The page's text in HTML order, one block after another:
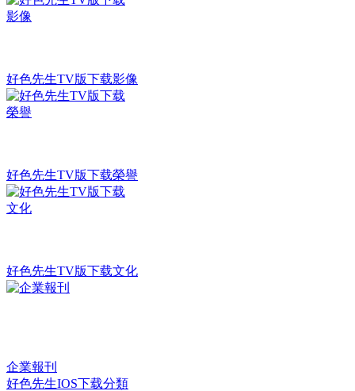
好色先生TV版下载影像
好色先生TV版下载榮譽
好色先生TV版下载文化
企業報刊
好色先生IOS下载分類